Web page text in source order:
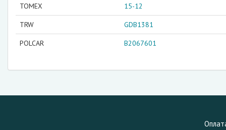
TOMEX 15-12
TRW GDB1381
POLCAR B2067601